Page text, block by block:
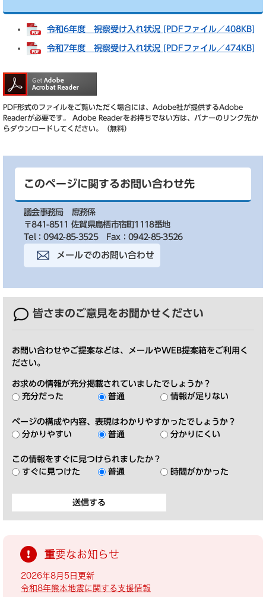
令和6年度 視察受け入れ状況 [PDFファイル／408KB]
令和7年度 視察受け入れ状況 [PDFファイル／474KB]
PDF形式のファイルをご覧いただく場合には、Adobe社が提供するAdobe
Readerが必要です。
Adobe Readerをお持ちでない方は、バナーのリンク先か
らダウンロードしてください。（無料）
このページに関するお問い合わせ先
議会事務局
庶務係
〒841-8511 佐賀県鳥栖市宿町1118番地
Tel：0942-85-3525
Fax：0942-85-3526
メールでのお問い合わせ
皆さまのご意見をお聞かせください
お問い合わせやご提案などは、メールやWEB提案箱をご利用く
ださい。
お求めの情報が充分掲載されていましたでしょうか？
充分だった
普通 情報が足りない
ページの構成や内容、表現はわかりやすかったでしょうか？
分かりやすい
普通 分かりにくい
この情報をすぐに見つけられましたか？
すぐに見つけた
普通 時間がかかった
重要なお知らせ
2026年8月5日更新
令和8年熊本地震に関する支援情報